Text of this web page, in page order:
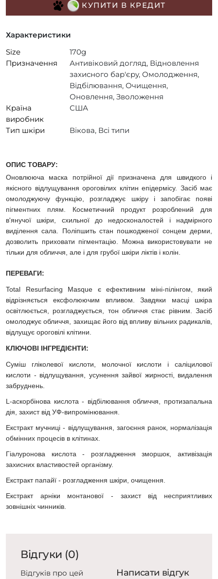
КУПИТИ В КРЕДИТ
Характеристики
Size
170g
Призначення
Антивіковий догляд, Відновлення
захисного бар'єру, Омолодження,
Відбілювання, Очищення,
Оновлення, Зволоження
Країна
виробник
США
Тип шкіри Вікова, Всі типи
ОПИС ТОВАРУ:
Оновлююча маска потрійної дії призначена для швидкого і
якісного відлущування ороговілих клітин епідермісу. Засіб має
омолоджуючу функцію, розгладжує шкіру і запобігає появі
пігментних плям. Косметичний продукт розроблений для
в'янучої шкіри, схильної до недосконалостей і надмірного
виділення сала. Поліпшить стан пошкодженої сонцем дерми,
дозволить приховати пігментацію. Можна використовувати не
тільки для обличчя, але і для грубої шкіри ліктів і колін.
ПЕРЕВАГИ:
Total Resurfacing Masque є ефективним міні-пілінгом, який
відрізняється ексфолюючим впливом. Завдяки масці шкіра
освітлюється, розгладжується, тон обличчя стає рівним. Засіб
омолоджує обличчя, захищає його від впливу вільних радикалів,
відлущує ороговілі клітини.
КЛЮЧОВІ ІНГРЕДІЄНТИ:
Суміш гліколевої кислоти, молочної кислоти і саліцилової
кислоти - відлущування, усунення зайвої жирності, видалення
забруднень.
L-аскорбінова кислота - відбілювання обличчя, протизапальна
дія, захист від УФ-випромінювання.
Екстракт мучниці - відлущування, загоєння ранок, нормалізація
обмінних процесів в клітинах.
Гіалуронова кислота - розгладження зморшок, активізація
захисних властивостей організму.
Екстракт папайї - розгладження шкіри, очищення.
Екстракт арніки монтанової - захист від несприятливих
зовнішніх чинників.
Відгуки (0)
Відгуків про цей
Написати відгук